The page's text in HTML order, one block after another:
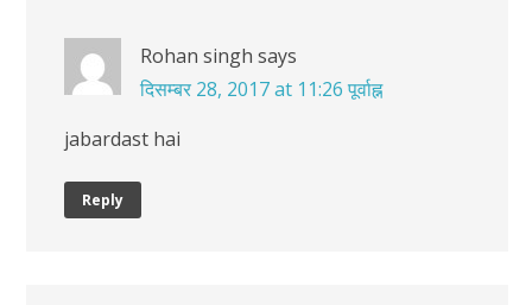
Rohan singh says
दिसम्बर 28, 2017 at 11:26 पूर्वाह्न
jabardast hai
Reply